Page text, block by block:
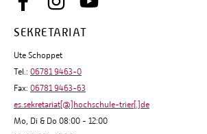
SEKRETARIAT
Ute Schoppet
Tel.: 06781 9463-0
Fax: 06781 9463-63
es.sekretariat[@]hochschule-trier[.]de
Mo, Di & Do 08:00 - 12:00